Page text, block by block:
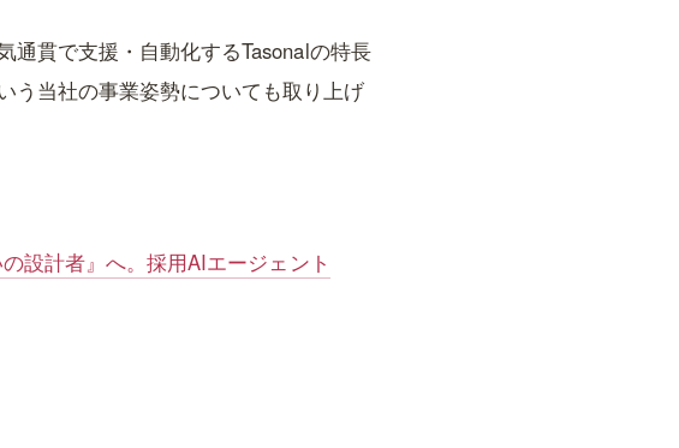
貫で支援・自動化するTasonalの特長
う当社の事業姿勢についても取り上げ
設計者』へ。採用AIエージェント